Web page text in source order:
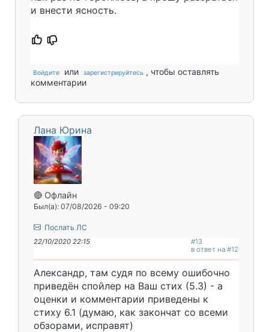
и внести ясность.
Войдите или зарегистрируйтесь , чтобы оставлять
комментарии
Лана Юрина
🔴 Офлайн
Был(а): 07/08/2026 - 09:20
Послать ЛС
22/10/2020 22:15
#13
в ответ на #12
Александр, там судя по всему ошибочно
приведён спойлер на Ваш стих (5.3) - а
оценки и комментарии приведены к
стиху 6.1 (думаю, как закончат со всеми
обзорами, исправят)